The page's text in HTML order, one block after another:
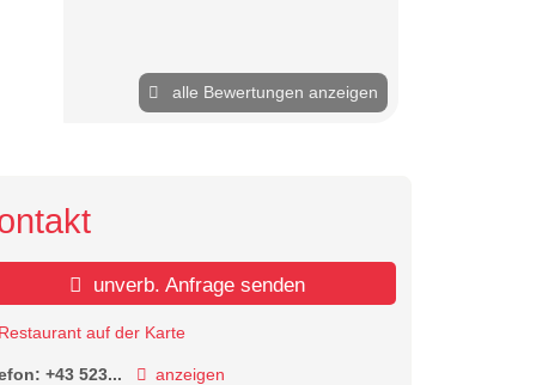
alle Bewertungen anzeigen
unverb. Anfrage senden
Restaurant auf der Karte
+43 523... anzeigen